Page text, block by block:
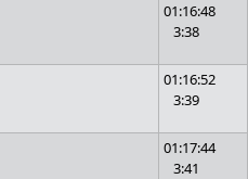
01:16:48
3:38
01:16:52
3:39
01:17:44
3:41